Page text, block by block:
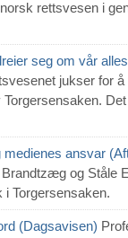
rettsvesen i
seg om vår
jukser for å
medienes ansvar
og Ståle
i Torgersensaken.
(Dagsavisen)